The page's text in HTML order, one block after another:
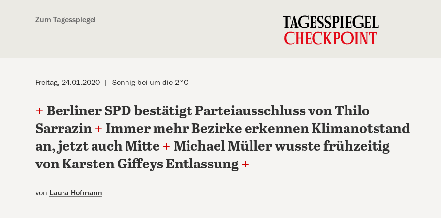
Zum Tagesspiegel
Freitag, 24.01.2020 Sonnig bei um die 2°C
+ Berliner SPD bestätigt Parteiausschluss von Thilo
Sarrazin + Immer mehr Bezirke erkennen Klimanotstand
an, jetzt auch Mitte + Michael Müller wusste frühzeitig
von Karsten Giffeys Entlassung +
von Laura Hofmann